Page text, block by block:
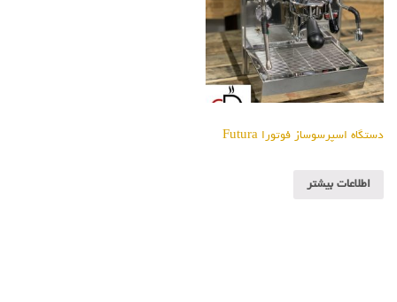
دستگاه اسپرسوساز فوتورا Futura
اطلاعات بیشتر